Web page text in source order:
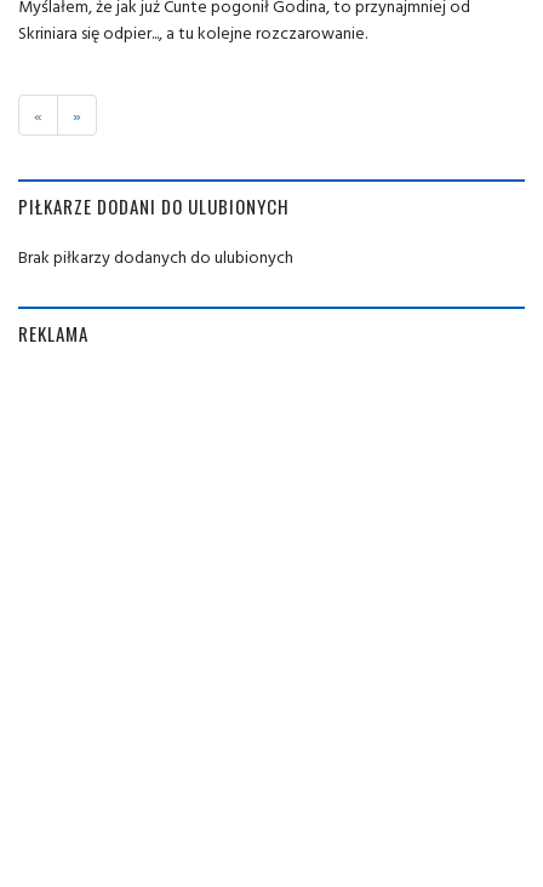
Myślałem, że jak już Cunte pogonił Godina, to przynajmniej od
Skriniara się odpier..., a tu kolejne rozczarowanie.
« »
PIŁKARZE DODANI DO ULUBIONYCH
Brak piłkarzy dodanych do ulubionych
REKLAMA